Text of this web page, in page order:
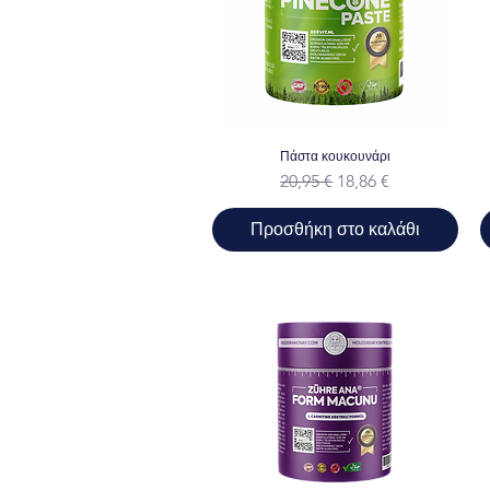
Πάστα κουκουνάρι
Κανονική τιμή
20,95 € Τιμή Έκπτωσης
18,86 €
Προσθήκη στο καλάθι